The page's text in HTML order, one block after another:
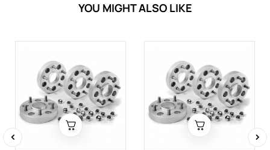
YOU MIGHT ALSO LIKE